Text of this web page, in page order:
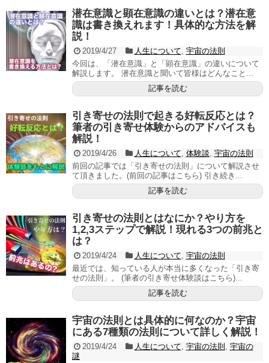
潜在意識と顕在意識の違いとは？潜在意
識は書き換えれます！具体的な方法を解
説！
2019/4/27 人生について 宇宙の法則
今回は、「潜在意識」と「顕在意識」の違いについて
解説します。 潜在意識と聞いて皆様はどんなこと...
記事を読む
引き寄せの法則で起きる好転反応とは？
筆者の引き寄せ体験からのアドバイスも
解説！
2019/4/26 人生について 体験談 宇宙の法則
前回の記事では「引き寄せの法則」について解説させ
て頂きました。(前回の記事はこちら) 引き続き...
記事を読む
引き寄せの法則とはなにか？やり方を
1,2,3ステップで解説！現れる3つの前兆と
は？
2019/4/24 人生について 宇宙の法則
最近では、知っている人が本当に多くなった「引き寄
せの法則」。 (筆者の引き寄せ体験談はこちら)...
記事を読む
宇宙の法則とは具体的に何なのか？宇宙
にある7種類の法則について詳しく解説！
2019/4/24 人生について 宇宙の法則
宇宙の
謎